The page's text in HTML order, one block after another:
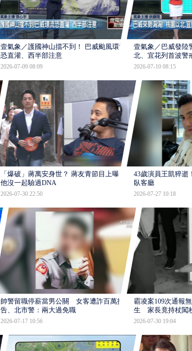
壹氣象／護國神山擋不到！ 巴威颱風環流
恐直灌、西半部注意
2026-07-09 08:09
壹氣象／巴威發
北、宜花列首波警
2026-07-10 08:15
「爆破」蔣萬安身世？ 蔣友青節目上曝：
他沒一起驗過DNA
2026-07-30 22:50
43歲演員王凱猝逝
臥客廳
2026-07-27 10:18
帥警留職停薪當男公關 女客遭詐百萬提
告、北市警：兩大過免職
2026-07-17 10:56
霸凌案109次通報
生 家長竟持杖闖
2026-07-30 19:04